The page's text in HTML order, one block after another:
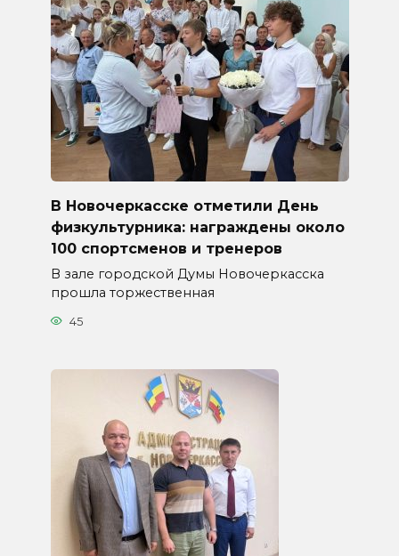
В Новочеркасске отметили День
физкультурника: награждены около
100 спортсменов и тренеров
В зале городской Думы Новочеркасска
прошла торжественная
45